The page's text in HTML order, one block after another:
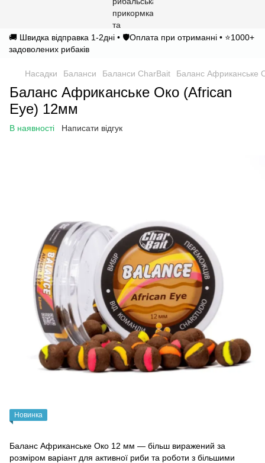
🚚 Швидка відправка 1-2дні • 🛡️Оплата при отриманні • ⭐1000+
задоволених рибаків
Насадки Баланси Баланси CharBait Баланс Африканське
Баланс Африканське Око (African
Eye) 12мм
В наявності Написати відгук
Новинка
Баланс Африканське Око 12 мм — більш виражений за
розміром варіант для активної риби та роботи з більшими